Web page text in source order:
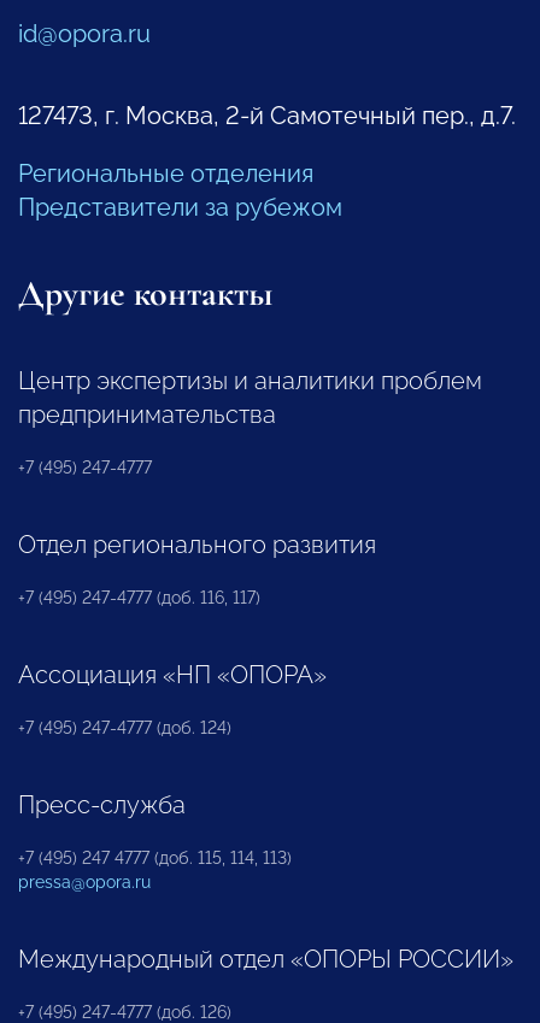
id@opora.ru
127473, г. Москва, 2-й Самотечный пер., д.7.
Региональные отделения
Представители за рубежом
Другие контакты
Центр экспертизы и аналитики проблем
предпринимательства
+7 (495) 247-4777
Отдел регионального развития
+7 (495) 247-4777 (доб. 116, 117)
Ассоциация «НП «ОПОРА»
+7 (495) 247-4777 (доб. 124)
Пресс-служба
+7 (495) 247 4777 (доб. 115, 114, 113)
pressa@opora.ru
Международный отдел «ОПОРЫ РОССИИ»
+7 (495) 247-4777 (доб. 126)